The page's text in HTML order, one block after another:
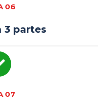
06
3 partes
07